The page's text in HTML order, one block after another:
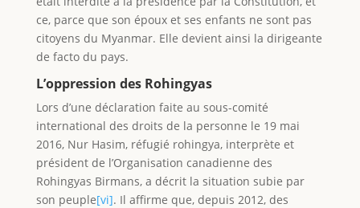
L’oppression des Rohingyas
Lors d’une déclaration faite au sous-comité
international des droits de la personne le 19 mai
2016, Nur Hasim, réfugié rohingya, interprète et
président de l’Organisation canadienne des
Rohingyas Birmans, a décrit la situation subie par
son peuple[vi]. Il affirme que, depuis 2012, des